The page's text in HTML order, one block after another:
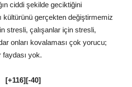
ciddi şekilde geciktiğini
kültürünü gerçekten değiştirmemiz
stresli, çalışanlar için stresli,
onları kovalaması çok yorucu;
faydası yok.
[+116][-40]